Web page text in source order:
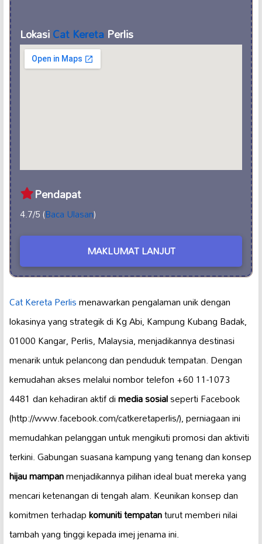
LokasiCat KeretaPerlis
Pendapat
4.7/5 (Baca Ulasan)
MAKLUMAT LANJUT
Cat Kereta Perlismenawarkan pengalaman unik dengan
lokasinya yang strategik di Kg Abi, Kampung Kubang Badak,
01000 Kangar, Perlis, Malaysia, menjadikannya destinasi
menarik untuk pelancong dan penduduk tempatan. Dengan
kemudahan akses melalui nombor telefon +60 11-1073
4481 dan kehadiran aktif dimedia sosialseperti Facebook
(http://www.facebook.com/catkeretaperlis/), perniagaan ini
memudahkan pelanggan untuk mengikuti promosi dan aktiviti
terkini. Gabungan suasana kampung yang tenang dan konsep
hijau mampanmenjadikannya pilihan ideal buat mereka yang
mencari ketenangan di tengah alam. Keunikan konsep dan
komitmen terhadapkomuniti tempatanturut memberi nilai
tambah yang tinggi kepada imej jenama ini.